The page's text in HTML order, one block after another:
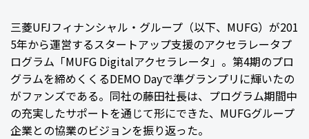
三菱UFJフィナンシャル・グループ（以下、MUFG）が201
5年から運営するスタートアップ支援のアクセラレータプ
ログラム「MUFG Digitalアクセラレータ」。第4期のプロ
グラムを締めくくるDEMO Dayで準グランプリに輝いたの
がファンズである。同社の藤田社長は、プログラム期間中
の充実したサポートを通じて形にできた、MUFGグループ
企業との協業のビジョンを振り返った。